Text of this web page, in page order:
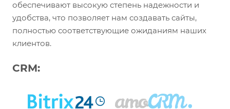
обеспечивают высокую степень надежности и
удобства, что позволяет нам создавать сайты,
полностью соответствующие ожиданиям наших
клиентов.
CRM: